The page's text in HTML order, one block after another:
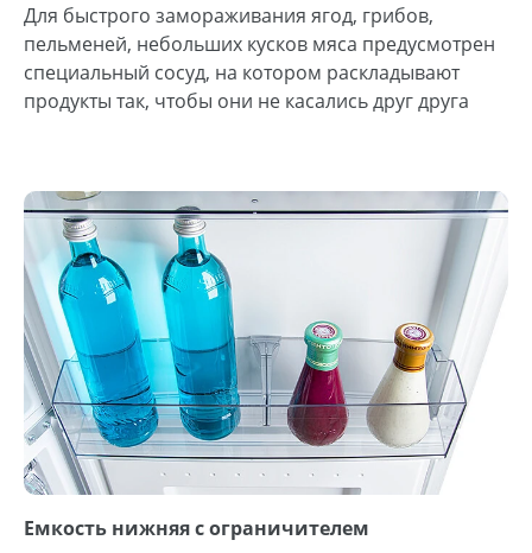
Для быстрого замораживания ягод, грибов,
пельменей, небольших кусков мяса предусмотрен
специальный сосуд, на котором раскладывают
продукты так, чтобы они не касались друг друга
Емкость нижняя с ограничителем